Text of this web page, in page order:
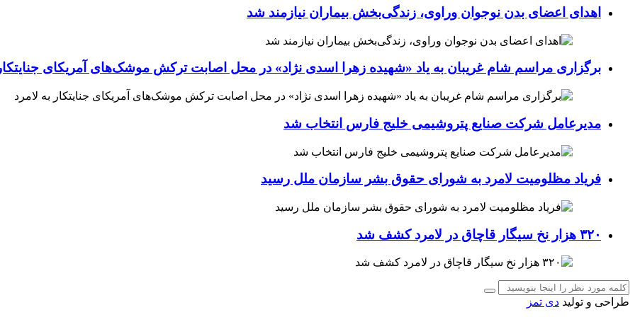
اهدای اعضای بدن نوجوان وراوی، زندگی‌بخش بیماران نیازمند شد
برگزاری مراسم شام غریبان به یاد «شهیده زهرا اسدی نژاد» در محل اصابت ترکش موشک‌های آمریکای جنایتکار
مدیرعامل شرکت صنایع پتروشیمی خلیج فارس انتخاب شد
فریاد مظلومیت لامرد به شورای حقوق بشر سازمان ملل رسید
۳۲۰ هزار نخ سیگار قاچاق در لامرد کشف شد
طراحی و تولید دی تمز